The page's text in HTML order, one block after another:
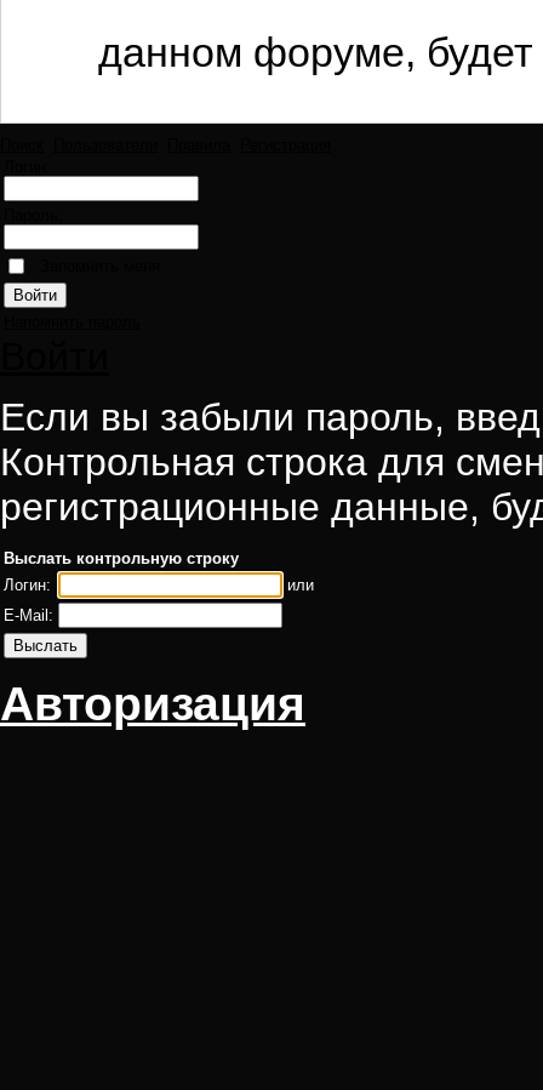
данном форуме,
Если вы забыли пароль,
Контрольная строка для
регистрационные данные,
Выслать контрольную строку
Логин:
или
E-Mail:
Авторизация